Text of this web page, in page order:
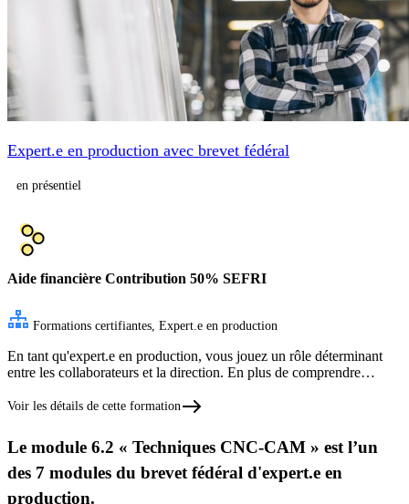
Expert.e en production avec brevet fédéral
en présentiel
Aide financière Contribution 50% SEFRI
Formations certifiantes, Expert.e en production
En tant qu'expert.e en production, vous jouez un rôle déterminant
entre les collaborateurs et la direction. En plus de comprendre…
Voir les détails de cette formation
Le module 6.2 « Techniques CNC-CAM » est l’un
des 7 modules du brevet fédéral d'expert.e en
production.